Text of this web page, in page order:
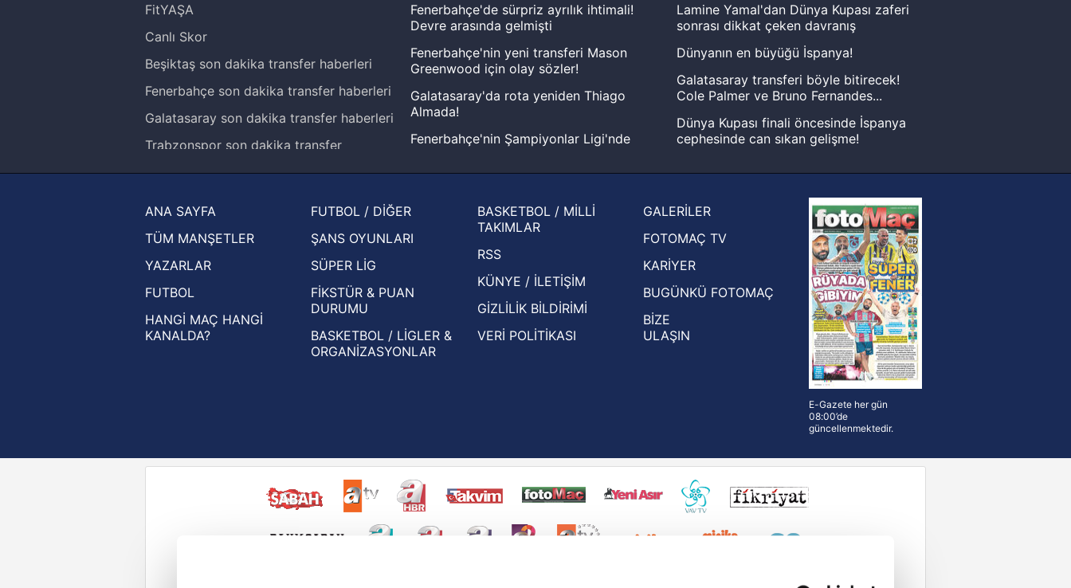
Reddet
FitYAŞA
Canlı Skor
Beşiktaş son dakika transfer haberleri
Fenerbahçe son dakika transfer haberleri
Galatasaray son dakika transfer haberleri
Trabzonspor son dakika transfer
Ziraat Türkiye Kupası haberleri
UEFA Şampiyonlar Ligi haberleri
UEFA Avrupa Ligi haberleri
UEFA Konferans Ligi haberleri
Fenerbahçe'de sürpriz ayrılık ihtimali!
Devre arasında gelmişti
Fenerbahçe'nin yeni transferi Mason
Greenwood için olay sözler!
Galatasaray'da rota yeniden Thiago
Almada!
Fenerbahçe'nin Şampiyonlar Ligi'nde
Zabrze'yi elerlerse...
basından gündem olan manşetler!
Beşiktaş'ın UEFA Avrupa Ligi'nde 3. Ön
Eleme Turu muhtemel rakipleri belli oldu!
Lamine Yamal'dan Dünya Kupası zaferi
sonrası dikkat çeken davranış
Dünyanın en büyüğü İspanya!
Galatasaray transferi böyle bitirecek!
Cole Palmer ve Bruno Fernandes...
Dünya Kupası finali öncesinde İspanya
cephesinde can sıkan gelişme!
Hernan Crespo, Meksika Ligi
ekiplerinden Atlas'ın yeni teknik direktörü
oldu
ANA SAYFA
TÜM MANŞETLER
YAZARLAR
FUTBOL
HANGİ MAÇ HANGİ
KANALDA?
FUTBOL / DİĞER
ŞANS OYUNLARI
SÜPER LİG
FİKSTÜR & PUAN
DURUMU
BASKETBOL / LİGLER &
ORGANİZASYONLAR
BASKETBOL / MİLLİ
TAKIMLAR
RSS
KÜNYE / İLETİŞİM
GİZLİLİK BİLDİRİMİ
VERİ POLİTİKASI
GALERİLER
FOTOMAÇ TV
KARİYER
BUGÜNKÜ FOTOMAÇ
BİZE
ULAŞIN
E-Gazete her gün
08:00’de
güncellenmektedir.